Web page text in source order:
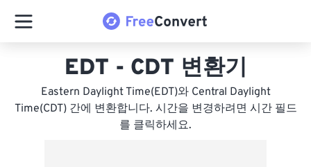
EDT - CDT 변환기
Eastern Daylight Time(EDT)와 Central Daylight
Time(CDT) 간에 변환합니다. 시간을 변경하려면 시간 필드
를 클릭하세요.